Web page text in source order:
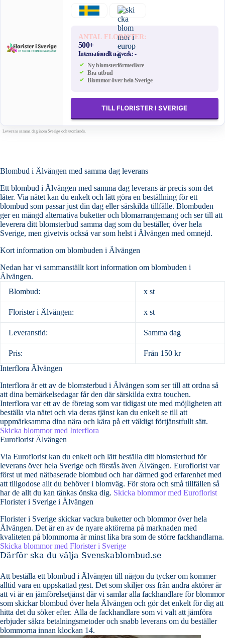
ANTAL FLORISTER:
500+
Internationellt nätverk: -
Ny blomsterförmedlare
Bra utbud
Blommor över hela Sverige
TILL FLORISTER I SVERIGE
Leverans samma dag inom Sverige och utomlands.
Blombud i Älvängen med samma dag leverans
Ett blombud i Älvängen med samma dag leverans är precis som det
låter. Via nätet kan du enkelt och lätt göra en beställning för ett
blombud som passar just din dag eller särskilda tillfälle. Blombuden
ger en mängd alternativa buketter och blomarrangemang och ser till att
leverera ditt blomsterbud samma dag som du beställer, över hela
Sverige, men givetvis också var som helst i Älvängen med omnejd.
Kort information om blombuden i Älvängen
Nedan har vi sammanställt kort information om blombuden i
Älvängen.
Blombud:
x st
Florister i Älvängen: x st
Leveranstid: Samma dag
Pris:
Från 150 kr
Interflora Älvängen
Interflora är ett av de blomsterbud i Älvängen som ser till att ordna så
att dina bemärkelsedagar får den där särskilda extra touchen.
Interflora var ett av de företag som var tidigast ute med möjligheten att
beställa via nätet och via deras tjänst kan du enkelt se till att
uppmärksamma dina nära och kära på ett väldigt förtjänstfullt sätt.
Skicka blommor med Interflora
Euroflorist Älvängen
Via Euroflorist kan du enkelt och lätt beställa ditt blomsterbud för
leverans över hela Sverige och förstås även Älvängen. Euroflorist var
först ut med nätbaserade blombud och har därmed god erfarenhet med
att tillgodose allt du behöver i blomväg. För stora och små tillfällen så
har de allt du kan tänkas önska dig. Skicka blommor med Euroflorist
Florister i Sverige i Älvängen
Florister i Sverige skickar vackra buketter och blommor över hela
Älvängen. Det är en av de nyare aktörerna på marknaden med
kvaliteten på blommorna är minst lika bra som de större fackhandlarna.
Skicka blommor med Florister i Sverige
Därför ska du välja Svenskablombud.se
Att beställa ett blombud i Älvängen till någon du tycker om kommer
alltid vara en uppskattad gest. Det som skiljer oss från andra aktörer är
att vi är en jämförelsetjänst där vi samlar alla fackhandlare för blommor
som skickar blombud över hela Älvängen och gör det enkelt för dig att
hitta det du söker efter. Alla de fackhandlare som vi valt att jämföra
erbjuder säkra betalningsmetoder och snabb leverans om du beställer
blommorna innan klockan 14.